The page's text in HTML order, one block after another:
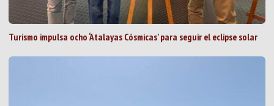
Turismo impulsa ocho ‘Atalayas Cósmicas’ para seguir el eclipse solar